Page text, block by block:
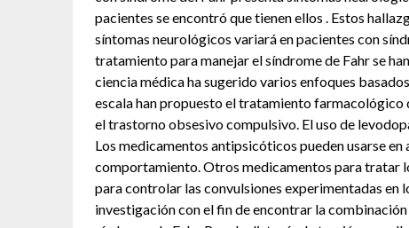
pacientes se encontró que tienen ellos . Estos
síntomas neurológicos variará en pacientes con
tratamiento para manejar el síndrome de Fahr se
ciencia médica ha sugerido varios enfoques
escala han propuesto el tratamiento farmacológico
el trastorno obsesivo compulsivo. El uso de
Los medicamentos antipsicóticos pueden usarse
comportamiento. Otros medicamentos para tratar
para controlar las convulsiones experimentadas en
investigación con el fin de encontrar la